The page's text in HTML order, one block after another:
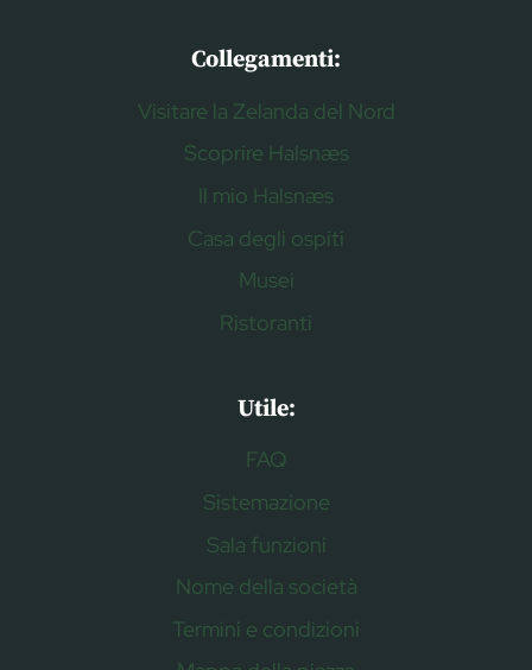
Collegamenti:
Visitare la Zelanda del Nord
Scoprire Halsnæs
Il mio Halsnæs
Casa degli ospiti
Musei
Ristoranti
Utile:
FAQ
Sistemazione
Sala funzioni
Nome della società
Termini e condizioni